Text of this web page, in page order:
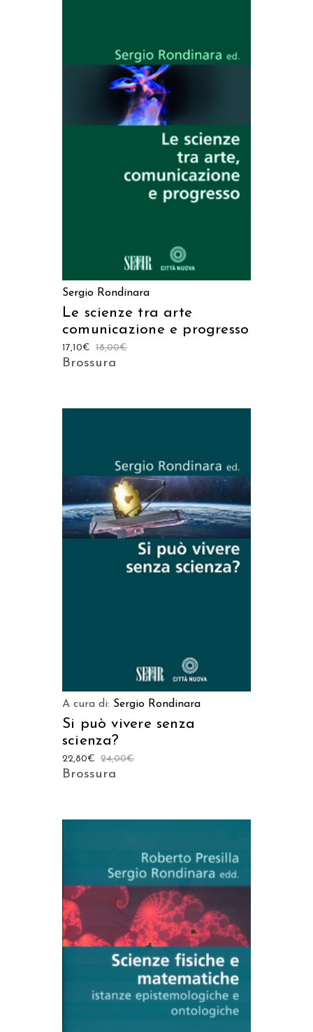
AGGIUNGI AL CARRELLO
Sergio Rondinara
Le scienze tra arte
comunicazione e progresso
18,00€
17,10€
Brossura
AGGIUNGI AL CARRELLO
A cura di: Sergio Rondinara
Si può vivere senza
scienza?
24,00€
22,80€
Brossura
AGGIUNGI AL CARRELLO